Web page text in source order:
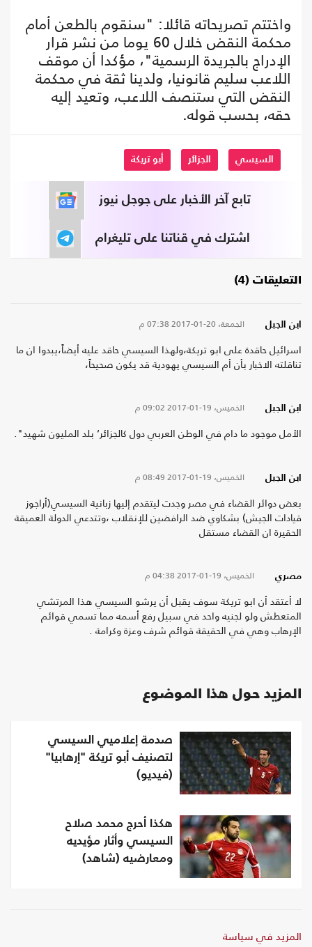
واختتم تصريحاته قائلا: "سنقوم بالطعن أمام
محكمة النقض خلال 60 يوما من نشر قرار
الإدراج بالجريدة الرسمية"، مؤكدا أن موقف
اللاعب سليم قانونيا، ولدينا ثقة في محكمة
النقض التي ستنصف اللاعب، وتعيد إليه
حقه، بحسب قوله.
السيسي الجزائر أبو تريكة
تابع آخر الأخبار على جوجل نيوز
اشترك في قناتنا على تليغرام
التعليقات (4)
ابن الجبل الجمعة، 20-01-2017 07:38 م
اسرائيل حاقدة على ابو تريكة،ولهذا السيسي حاقد عليه أيضاً،يبدوا ان ما
تناقلته الاخبار بأن أم السيسي يهودية قد يكون صحيحاً،
ابن الجبل الخميس، 19-01-2017 09:02 م
الأمل موجود ما دام في الوطن العربي دول كالجزائر‘ بلد المليون شهيد".
ابن الجبل الخميس، 19-01-2017 08:49 م
بعض دوائر القضاء في مصر وجدت ليتقدم إليها زبانية السيسي(أراجوز
قيادات الجيش) بشكاوي ضد الرافضين للإنقلاب ،وتتدعي الدولة العميقة
الحقيرة ان القضاء مستقل
مصري الخميس، 19-01-2017 04:38 م
لا أعتقد أن ابو تريكة سوف يقبل أن يرشو السيسي هذا المرتشي
المتعطش ولو لجنيه واحد في سبيل رفع أسمه مما تسمي قوائم
الإرهاب وهي في الحقيقة قوائم شرف وعزة وكرامة .
المزيد حول هذا الموضوع
صدمة إعلاميي السيسي
لتصنيف أبو تريكة "إرهابيا"
(فيديو)
هكذا أحرج محمد صلاح
السيسي وأثار مؤيديه
ومعارضيه (شاهد)
المزيد في سياسة